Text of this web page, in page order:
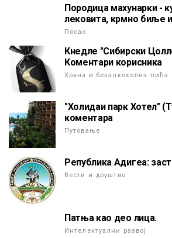
Породица махунарки -
лековита, крмно биље
Посао
Кнедле "Сибирски
Коментари корисника
Храна и безалкохолна пића
"Холидаи парк Хотел"
коментара
Путовање
Република Адигеа:
Вести и друштво
Патња као део лица.
Интелектуални развој